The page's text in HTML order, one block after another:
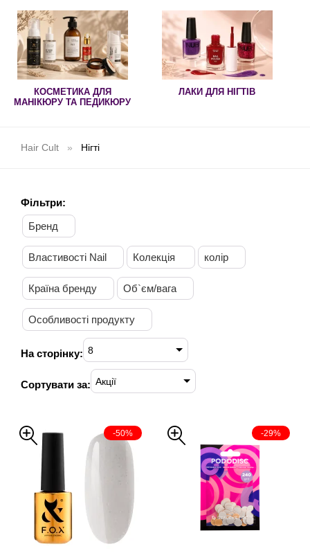
КОСМЕТИКА ДЛЯ
МАНІКЮРУ ТА ПЕДИКЮРУ
ЛАКИ ДЛЯ НІГТІВ
Hair Cult Нігті
Фільтри:
Бренд
Властивості Nail Колекція колір
Країна бренду Об`єм/вага
Особливості продукту
На сторінку: 8
Сортувати за: Акції
-50% -29%